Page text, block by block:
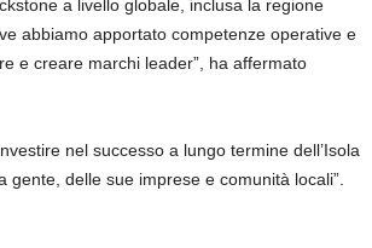
a livello globale, inclusa la regione
abbiamo apportato competenze operative e
e creare marchi leader”, ha affermato
nel successo a lungo termine dell’Isola
gente, delle sue imprese e comunità locali”.